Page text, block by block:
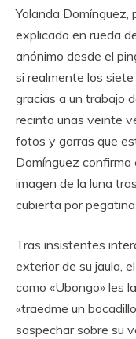
Yolanda Domínguez,
explicado en rueda
anónimo desde el
si realmente los
gracias a un trabajo
recinto unas veinte
fotos y gorras que
Domínguez
imagen de la luna
cubierta por
Tras insistentes
exterior de su jaula,
como «Ubongo» les
«traedme un
sospechar sobre su